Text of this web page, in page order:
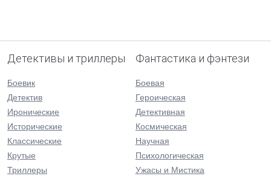
Детективы и триллеры
Боевик
Детектив
Иронические
Исторические
Классические
Крутые
Триллеры
Фантастика и фэнтези
Боевая
Героическая
Детективная
Космическая
Научная
Психологическая
Ужасы и Мистика